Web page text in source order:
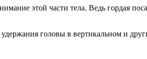
этой части тела. Ведь гордая
головы в вертикальном и